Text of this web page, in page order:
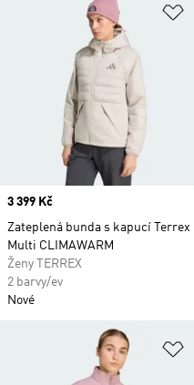
Price
3 399 Kč
Zateplená bunda s kapucí Terrex
Multi CLIMAWARM
Ženy TERREX
2 barvy/ev
Nové